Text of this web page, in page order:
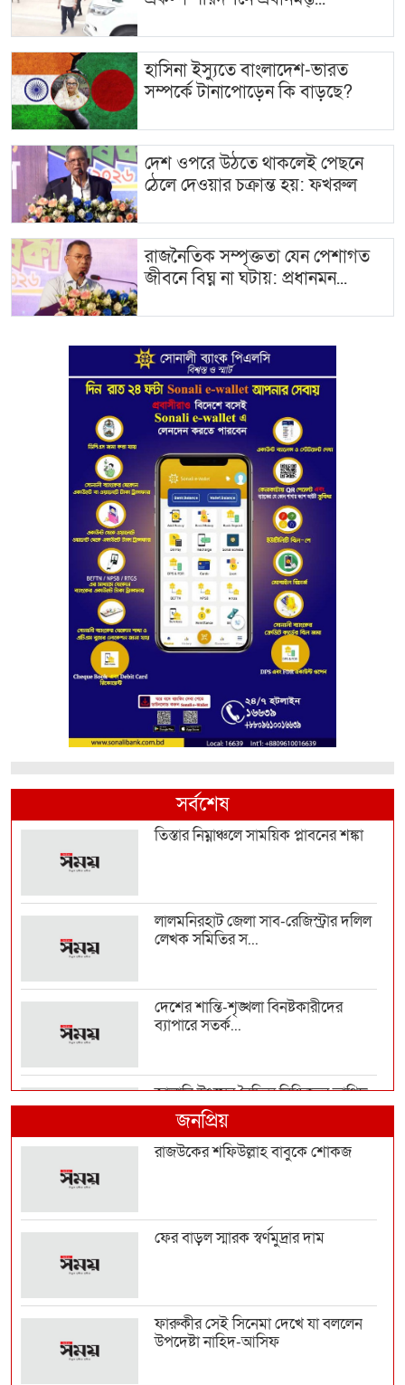
হাসিনা ইস্যুতে বাংলাদেশ-ভারত
সম্পর্কে টানাপোড়েন কি বাড়ছে?
দেশ ওপরে উঠতে থাকলেই পেছনে
ঠেলে দেওয়ার চক্রান্ত হয়: ফখরুল
রাজনৈতিক সম্পৃক্ততা যেন পেশাগত
জীবনে বিঘ্ন না ঘটায়: প্রধানমন...
সর্বশেষ
তিস্তার নিম্নাঞ্চলে সাময়িক প্লাবনের শঙ্কা
লালমনিরহাট জেলা সাব-রেজিস্ট্রার দলিল
লেখক সমিতির স...
দেশের শান্তি-শৃঙ্খলা বিনষ্টকারীদের
ব্যাপারে সতর্ক...
জ্বালানি উৎসের বৈচিত্র্য নিশ্চিতের তাগিদ
প্রধানমন্...
মহেশখালী পৌঁছেই মাতারবাড়ি মেগা
জনপ্রিয়
রাজউকের শফিউল্লাহ বাবুকে শোকজ
ফের বাড়ল স্মারক স্বর্ণমুদ্রার দাম
ফারুকীর সেই সিনেমা দেখে যা বললেন
উপদেষ্টা নাহিদ-আসিফ